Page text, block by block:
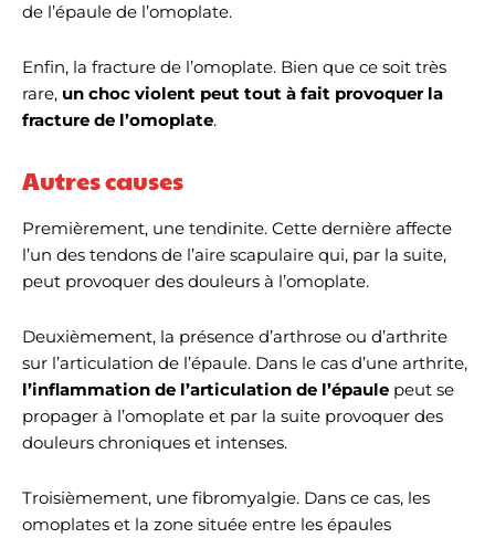
de l’épaule de l’omoplate.
Enfin, la fracture de l’omoplate. Bien que ce soit très
rare, un choc violent peut tout à fait provoquer la
fracture de l’omoplate.
Autres causes
Premièrement, une tendinite. Cette dernière affecte
l’un des tendons de l’aire scapulaire qui, par la suite,
peut provoquer des douleurs à l’omoplate.
Deuxièmement, la présence d’arthrose ou d’arthrite
sur l’articulation de l’épaule. Dans le cas d’une arthrite,
l’inflammation de l’articulation de l’épaule peut se
propager à l’omoplate et par la suite provoquer des
douleurs chroniques et intenses.
Troisièmement, une fibromyalgie. Dans ce cas, les
omoplates et la zone située entre les épaules